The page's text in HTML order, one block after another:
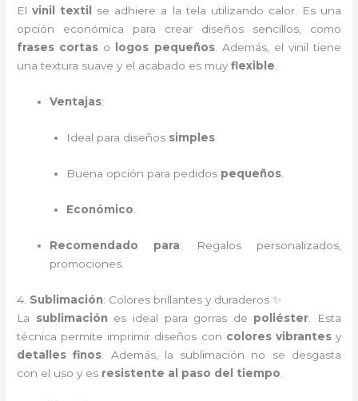
Elvinil textil
se adhiere a la tela utilizando calor. Es una
opción económica para crear diseños sencillos, como
frases cortas o logos pequeños. Además, el vinil tiene
una textura suave y el acabado es muyflexible.
Ventajas:
Ideal para diseños simples.
Buena opción para pedidos pequeños.
Económico
Recomendado para: Regalos personalizados,
promociones.
4. Sublimación: Colores brillantes y duraderos ✨
La sublimación es ideal para gorras de poliéster . Esta
técnica permite imprimir diseños con colores vibrantesy
detalles finos . Además, la sublimación no se desgasta
con el uso y es resistente al paso del tiempo